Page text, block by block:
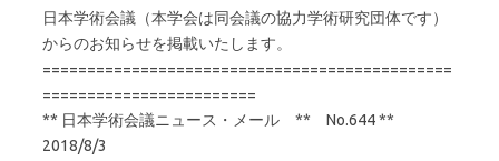
日本学術会議（本学会は同会議の協力学術研究団体です）
からのお知らせを掲載いたします。
==============================================
========================
** 日本学術会議ニュース・メール ** No.644 **
2018/8/3